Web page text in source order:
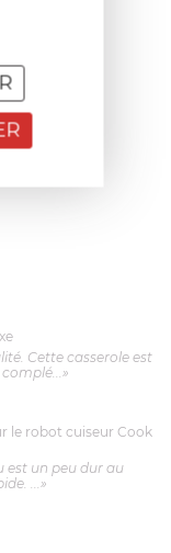
Cette casserole est
le robot cuiseur Cook
est un peu dur au
...»